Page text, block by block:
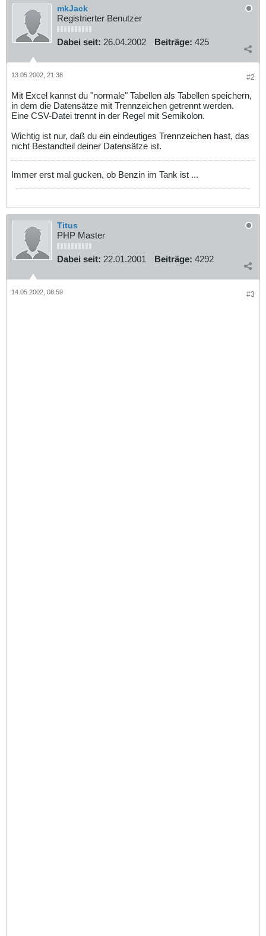
mkJack
Registrierter Benutzer
Dabei seit: 26.04.2002 Beiträge: 425
#2
13.05.2002, 21:38
Mit Excel kannst du "normale" Tabellen als Tabellen speichern,
in dem die Datensätze mit Trennzeichen getrennt werden.
Eine CSV-Datei trennt in der Regel mit Semikolon.
Wichtig ist nur, daß du ein eindeutiges Trennzeichen hast, das
nicht Bestandteil deiner Datensätze ist.
Immer erst mal gucken, ob Benzin im Tank ist ...
Titus
PHP Master
Dabei seit: 22.01.2001 Beiträge: 4292
#3
14.05.2002, 08:59